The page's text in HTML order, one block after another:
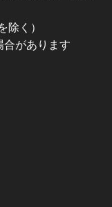
除く）
があります